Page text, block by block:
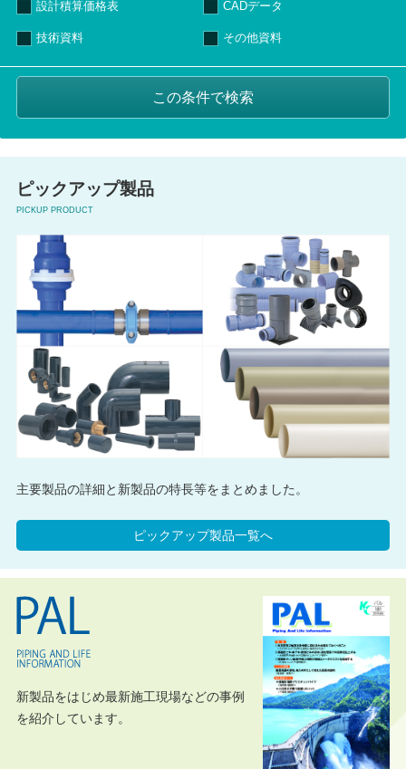
設計積算価格表 CADデータ
技術資料 その他資料
ピックアップ製品
PICKUP PRODUCT
主要製品の詳細と新製品の特長等をまとめました。
ピックアップ製品一覧へ
新製品をはじめ最新施工現場などの事例
を紹介しています。